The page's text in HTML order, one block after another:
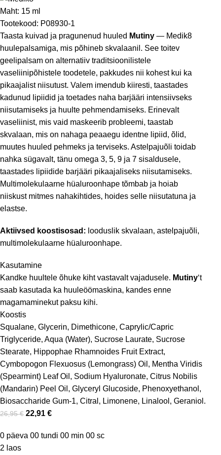
Maht: 15 ml
Tootekood: P08930-1
Taasta kuivad ja pragunenud huuled Mutiny — Medik8
huulepalsamiga, mis põhineb skvalaanil. See toitev
geelipalsam on alternatiiv traditsioonilistele
vaseliinipõhistele toodetele, pakkudes nii kohest kui ka
pikaajalist niisutust. Valem imendub kiiresti, taastades
kadunud lipiidid ja toetades naha barjääri intensiivseks
niisutamiseks ja huulte pehmendamiseks. Erinevalt
vaseliinist, mis vaid maskeerib probleemi, taastab
skvalaan, mis on nahaga peaaegu identne lipiid, õlid,
muutes huuled pehmeks ja terviseks. Astelpajuõli toidab
nahka sügavalt, tänu omega 3, 5, 9 ja 7 sisaldusele,
taastades lipiidide barjääri pikaajaliseks niisutamiseks.
Multimolekulaarne hüaluroonhape tõmbab ja hoiab
niiskust mitmes nahakihtides, hoides selle niisutatuna ja
elastse.
Aktiivsed koostisosad: looduslik skvalaan, astelpajuõli,
multimolekulaarne hüaluroonhape.
Kasutamine
Kandke huultele õhuke kiht vastavalt vajadusele. Mutiny‘t
saab kasutada ka huuleöömaskina, kandes enne
magamaminekut paksu kihi.
Koostis
Squalane, Glycerin, Dimethicone, Caprylic/Capric
Triglyceride, Aqua (Water), Sucrose Laurate, Sucrose
Stearate, Hippophae Rhamnoides Fruit Extract,
Cymbopogon Flexuosus (Lemongrass) Oil, Mentha Viridis
(Spearmint) Leaf Oil, Sodium Hyaluronate, Citrus Nobilis
(Mandarin) Peel Oil, Glyceryl Glucoside, Phenoxyethanol,
Biosaccharide Gum-1, Citral, Limonene, Linalool, Geraniol.
26,95€ 22,91€
0 päeva00tundi00 min00sc
2 laos